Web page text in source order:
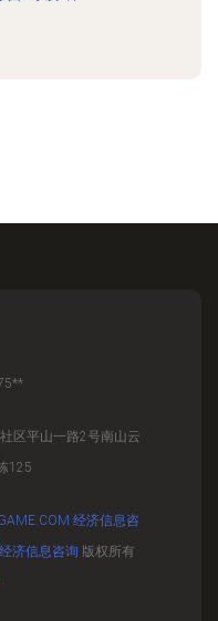
区平山一路2号南山云
125
经济信息咨
经济信息咨询 版权所有